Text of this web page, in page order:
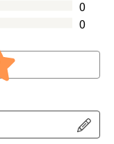
kwaliteiten van de
de sfeer van leren
cetera om de
voor
gereedschapskist.
0
0